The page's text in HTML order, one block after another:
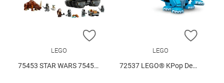
ZUR WUNSCHLISTE HINZUFÜGEN
LEGO
75453 STAR WARS 75453 V29
ZUR
LEGO
72537 LEGO® KPop Demon Hunters 72537 V29